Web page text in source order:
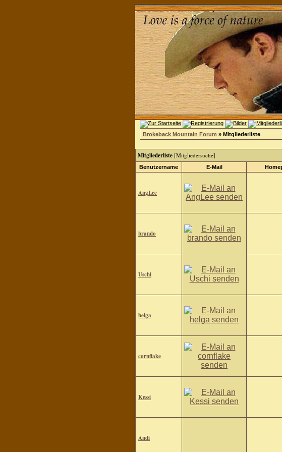
Brokeback Mountain Forum » Mitgliederliste
Mitgliederliste [Mitgliedersuche]
Benutzername E-Mail
AngLee
brando
Uschi
helga
cornflake
Kessi
Andi